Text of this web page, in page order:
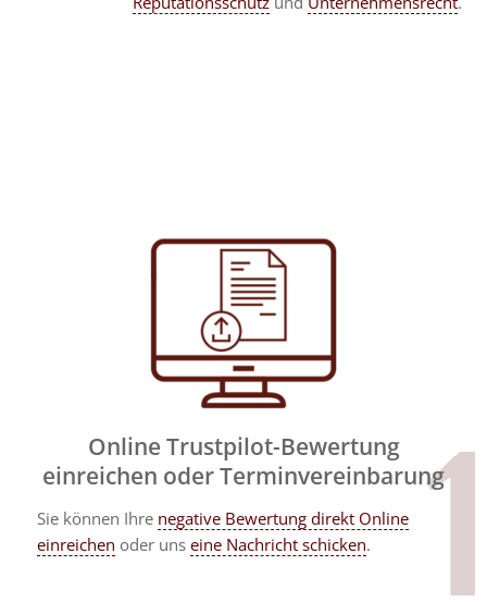
Online Trustpilot-Bewertung
einreichen oder Terminvereinbarung
Sie können Ihre negative Bewertung direkt Online
einreichen oder uns eine Nachricht schicken.